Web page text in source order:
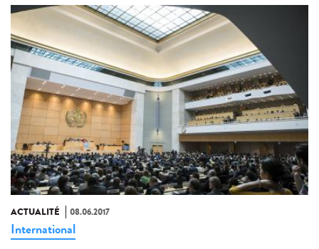
ACTUALITÉ 08.06.2017
International